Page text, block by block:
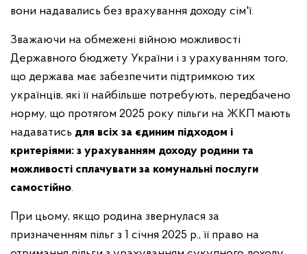
вони надавались без врахування доходу сім'ї.
Зважаючи на обмежені війною можливості
Державного бюджету України і з урахуванням того,
що держава має забезпечити підтримкою тих
українців, які її найбільше потребують, передбачено
норму, що протягом 2025 року пільги на ЖКП мають
надаватись для всіх за єдиним підходом і
критеріями: з урахуванням доходу родини та
можливості сплачувати за комунальні послуги
самостійно.
При цьому, якщо родина звернулася за
призначенням пільг з 1 січня 2025 р., її право на